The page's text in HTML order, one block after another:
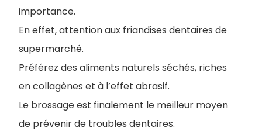
importance.
En effet, attention aux friandises dentaires de
supermarché.
Préférez des aliments naturels séchés, riches
en collagènes et à l’effet abrasif.
Le brossage est finalement le meilleur moyen
de prévenir de troubles dentaires.